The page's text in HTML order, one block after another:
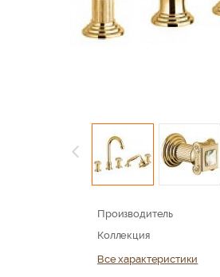
Производитель
Коллекция
Все характеристики